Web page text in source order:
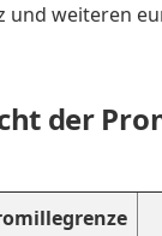
und weiteren
der